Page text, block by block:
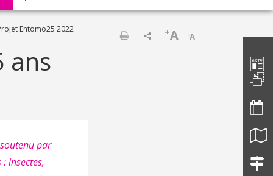
Entomo25 2022
-A
+A
ans
par
insectes,